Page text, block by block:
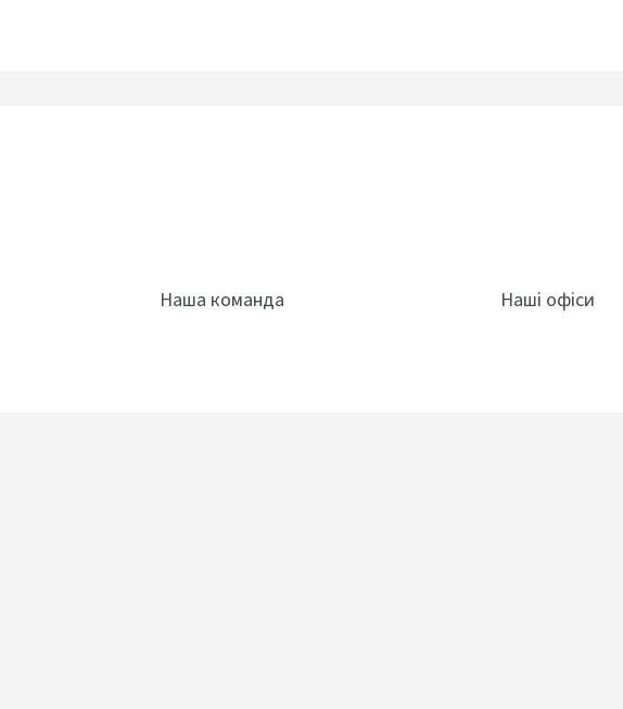
Наша команда Наші офіси